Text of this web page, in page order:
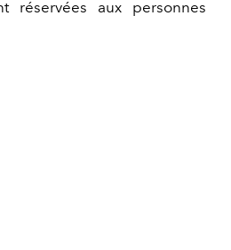
réservées aux personnes